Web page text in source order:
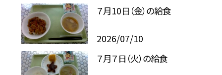
７月10日（金）の給食
2026/07/10
７月７日（火）の給食